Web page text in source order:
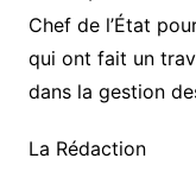
Chef de l’État
qui ont fait un
dans la gestion
La Rédaction